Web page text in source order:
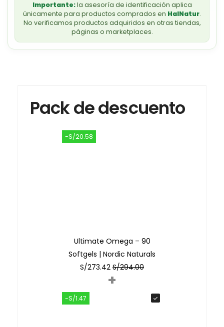
Importante:la asesoría de identificación aplica
únicamente para productos comprados en HalNatur.
No verificamos productos adquiridos en otras tiendas,
páginas o marketplaces.
Pack de descuento
-S/20.58
Ultimate Omega – 90
Softgels | Nordic Naturals
S/273.42 S/294.00
+
-S/1.47